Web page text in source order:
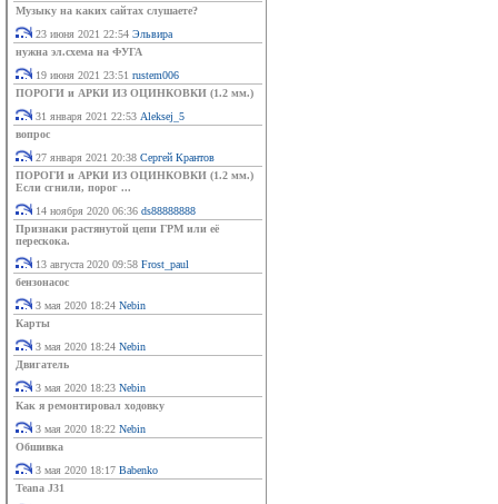
Музыку на каких сайтах слушаете?
23 июня 2021 22:54 Эльвира
нужна эл.схема на ФУГА
19 июня 2021 23:51 rustem006
ПОРОГИ и АРКИ ИЗ ОЦИНКОВКИ (1.2 мм.)
31 января 2021 22:53 Aleksej_5
вопрос
27 января 2021 20:38 Сергей Крантов
ПОРОГИ и АРКИ ИЗ ОЦИНКОВКИ (1.2 мм.)
Если сгнили, порог ...
14 ноября 2020 06:36 ds88888888
Признаки растянутой цепи ГРМ или её
перескока.
13 августа 2020 09:58 Frost_paul
бензонасос
3 мая 2020 18:24 Nebin
Карты
3 мая 2020 18:24 Nebin
Двигатель
3 мая 2020 18:23 Nebin
Как я ремонтировал ходовку
3 мая 2020 18:22 Nebin
Обшивка
3 мая 2020 18:17 Babenko
Teana J31